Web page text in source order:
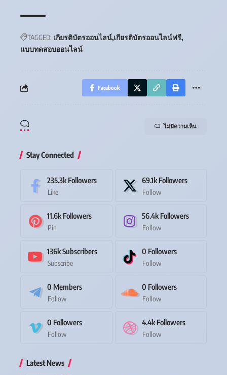
TAGGED: เกียรติบัตรออนไลน์ เกียรติบัตรออนไลน์ฟรี
แบบทดสอบออนไลน์
Facebook
ไม่มีความเห็น
Stay Connected
235.3k Followers
Like
69.1k Followers
Follow
11.6k Followers
Pin
56.4k Followers
Follow
136kSubscribers
Subscribe
0 Followers
Follow
0 Members
Follow
0 Followers
Follow
0 Followers
Follow
4.4k Followers
Follow
Latest News